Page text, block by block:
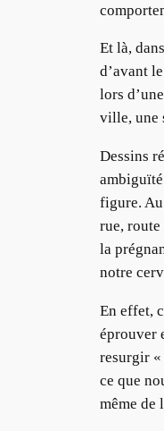
Et là,
d’avant
lors
ville, une
Dessins
figure.
rue,
la
notre
En effet,
éprouver
resurgir «
ce que
même de